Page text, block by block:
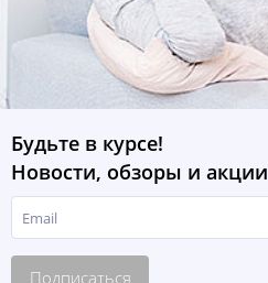
Будьте в курсе!
Новости, обзоры и акции
Подписаться